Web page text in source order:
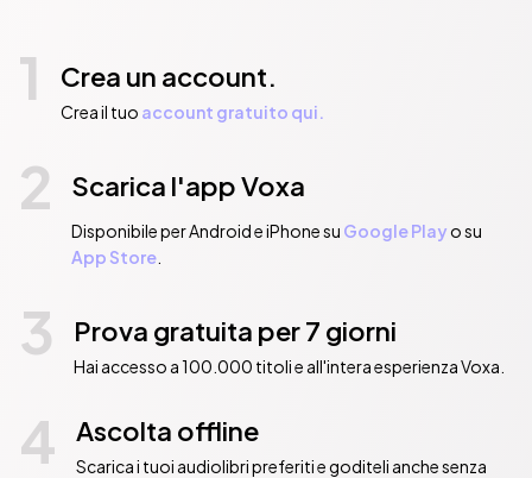
1 Crea un account.
Crea il tuo account gratuito qui.
2 Scarica l'app Voxa
Disponibile per Android e iPhone su Google Playo su
App Store.
3 Prova gratuita per 7 giorni
Hai accesso a 100.000 titoli e all'intera esperienza Voxa.
4 Ascolta offline
Scarica i tuoi audiolibri preferiti e goditeli anche senza